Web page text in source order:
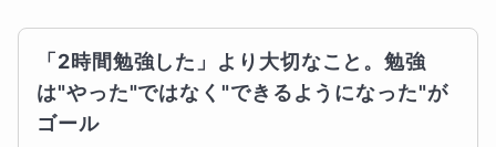
「2時間勉強した」より大切なこと。勉強
は"やった"ではなく"できるようになった"が
ゴール